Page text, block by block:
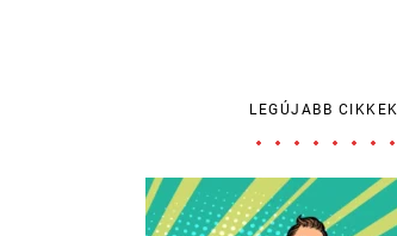
LEGÚJABB CIKKEK